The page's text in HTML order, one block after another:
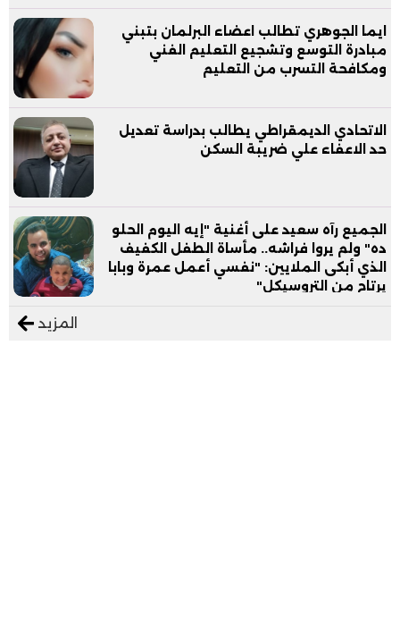
ايما الجوهري تطالب اعضاء البرلمان بتبني
مبادرة التوسع وتشجيع التعليم الفني
ومكافحة التسرب من التعليم
الاتحادي الديمقراطي يطالب بدراسة تعديل
حد الاعفاء علي ضريبة السكن
الجميع رآه سعيد على أغنية "إيه اليوم الحلو
ده" ولم يروا فراشه.. مأساة الطفل الكفيف
الذي أبكى الملايين: "نفسي أعمل عمرة وبابا
يرتاح من التروسيكل"
المزيد